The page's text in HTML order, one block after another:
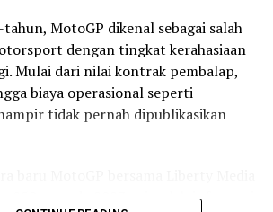
mengakui kesalahan saat start
yang memengaruhi hasil akhir.
motor mengalami
MotoGP dikenal sebagai salah
dengan tingkat kerahasiaan
Mulai dari nilai kontrak pembalap,
biaya operasional seperti
tidak pernah dipublikasikan
850 cc pada 2027, sejumlah informasi